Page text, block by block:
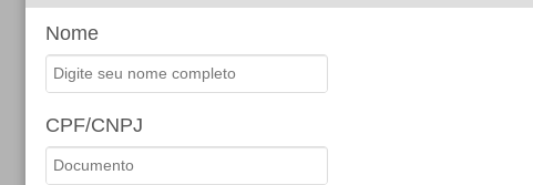
Nome
CPF/CNPJ